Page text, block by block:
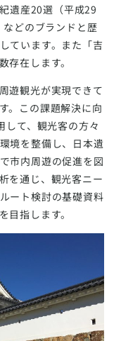
遺産20選（平成29
どのブランドと歴
ています。また「吉
存在します。
遊観光が実現できて
。この課題解決に向
して、観光客の方々
境を整備し、日本遺
市内周遊の促進を図
を通じ、観光客ニー
ート検討の基礎資料
目指します。